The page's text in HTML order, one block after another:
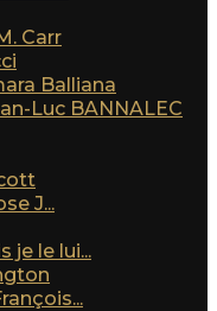
Carr
Balliana
Luc BANNALEC
J...
je le lui...